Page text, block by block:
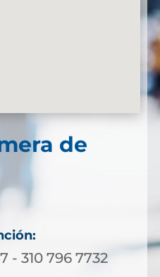
de
- 310 796 7732